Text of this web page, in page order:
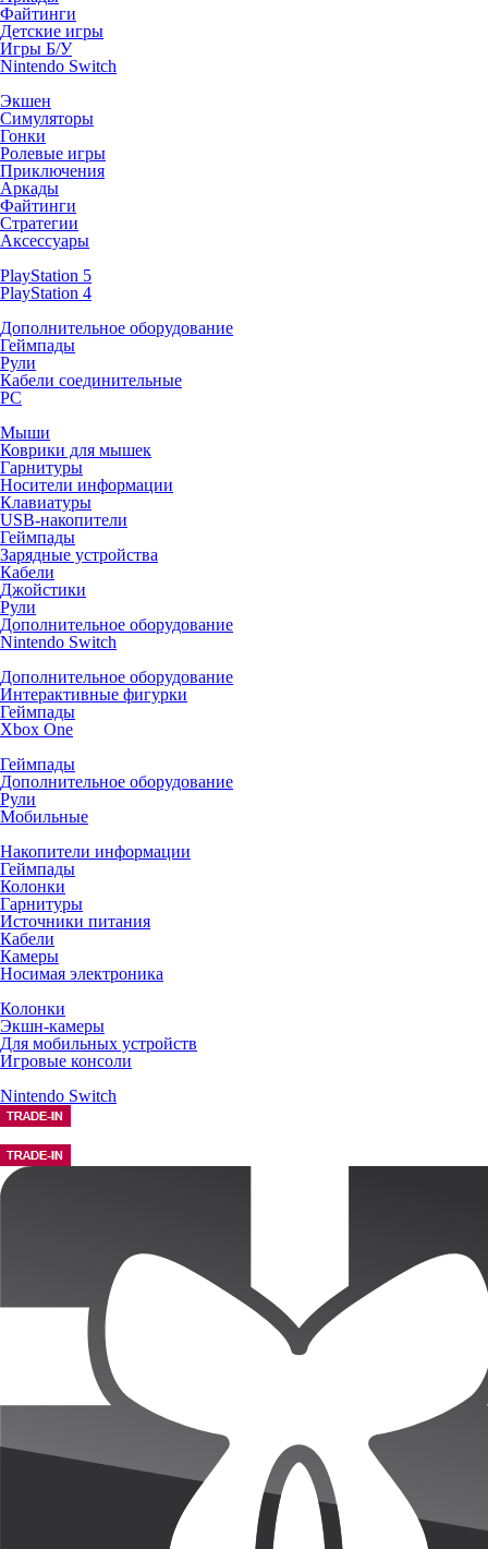
Файтинги
Детские игры
Игры Б/У
Nintendo Switch
Экшен
Симуляторы
Гонки
Ролевые игры
Приключения
Аркады
Файтинги
Стратегии
Аксессуары
PlayStation 5
PlayStation 4
Дополнительное оборудование
Геймпады
Рули
Кабели соединительные
PC
Мыши
Коврики для мышек
Гарнитуры
Носители информации
Клавиатуры
USB-накопители
Геймпады
Зарядные устройства
Кабели
Джойстики
Рули
Дополнительное оборудование
Nintendo Switch
Дополнительное оборудование
Интерактивные фигурки
Геймпады
Xbox One
Геймпады
Дополнительное оборудование
Рули
Мобильные
Накопители информации
Геймпады
Колонки
Гарнитуры
Источники питания
Кабели
Камеры
Носимая электроника
Колонки
Экшн-камеры
Для мобильных устройств
Игровые консоли
Nintendo Switch